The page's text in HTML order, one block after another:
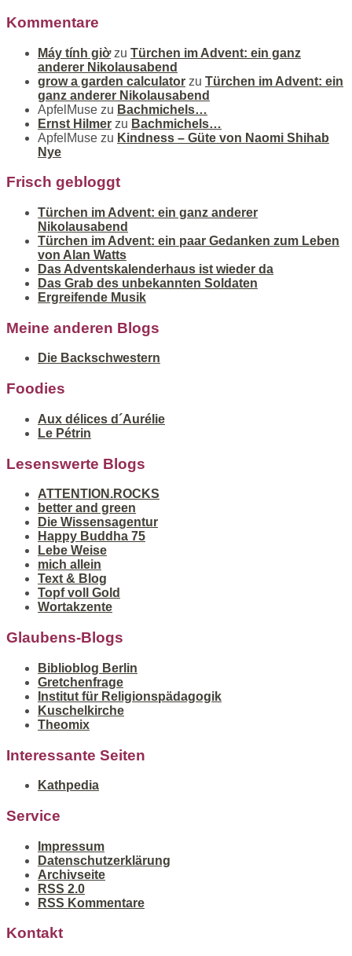
Kommentare
Máy tính giờzu Türchen im Advent: ein ganz
anderer Nikolausabend
grow a garden calculator zu Türchen im Advent: ein
ganz anderer Nikolausabend
ApfelMuse zu Bachmichels…
Ernst Hilmer zu Bachmichels…
ApfelMuse zu Kindness – Güte von Naomi Shihab
Nye
Frisch gebloggt
Türchen im Advent: ein ganz anderer
Nikolausabend
Türchen im Advent: ein paar Gedanken zum Leben
von Alan Watts
Das Adventskalenderhaus ist wieder da
Das Grab des unbekannten Soldaten
Ergreifende Musik
Meine anderen Blogs
Die Backschwestern
Foodies
Aux délices d´Aurélie
Le Pétrin
Lesenswerte Blogs
ATTENTION.ROCKS
better and green
Die Wissensagentur
Happy Buddha 75
Lebe Weise
mich allein
Text & Blog
Topf voll Gold
Wortakzente
Glaubens-Blogs
Biblioblog Berlin
Gretchenfrage
Institut für Religionspädagogik
Kuschelkirche
Theomix
Interessante Seiten
Kathpedia
Service
Impressum
Datenschutzerklärung
Archivseite
RSS 2.0
RSS Kommentare
Kontakt